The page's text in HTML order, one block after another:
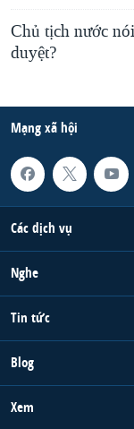
Chủ tịch nước
duyệt?
Mạng xã hội
Các dịch vụ
Nghe
Tin tức
Blog
Xem